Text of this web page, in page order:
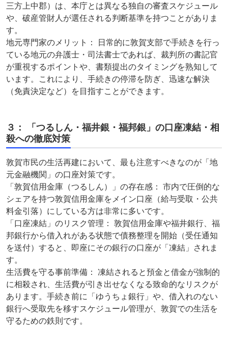
三方上中郡）は、本庁とは異なる独自の審査スケジュール
や、破産管財人が選任される判断基準を持つことがありま
す。
地元専門家のメリット： 日常的に敦賀支部で手続きを行っ
ている地元の弁護士・司法書士であれば、裁判所の書記官
が重視するポイントや、書類提出のタイミングを熟知して
います。これにより、手続きの停滞を防ぎ、迅速な解決
（免責決定など）を目指すことができます。
３： 「つるしん・福井銀・福邦銀」の口座凍結・相
殺への徹底対策
敦賀市民の生活再建において、最も注意すべきなのが「地
元金融機関」の口座対策です。
「敦賀信用金庫（つるしん）」の存在感： 市内で圧倒的な
シェアを持つ敦賀信用金庫をメイン口座（給与受取・公共
料金引落）にしている方は非常に多いです。
「口座凍結」のリスク管理： 敦賀信用金庫や福井銀行、福
邦銀行から借入れがある状態で債務整理を開始（受任通知
を送付）すると、即座にその銀行の口座が「凍結」されま
す。
生活費を守る事前準備： 凍結されると預金と借金が強制的
に相殺され、生活費が引き出せなくなる致命的なリスクが
あります。手続き前に「ゆうちょ銀行」や、借入れのない
銀行へ受取先を移すスケジュール管理が、敦賀での生活を
守るための鉄則です。